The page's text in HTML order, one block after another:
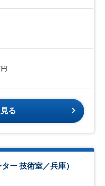
る
ー 技術室／兵庫）